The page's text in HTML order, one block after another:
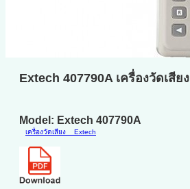
Extech 407790A เครื่องวัดเสียง
Model: Extech 407790A
เครื่องวัดเสียง Extech